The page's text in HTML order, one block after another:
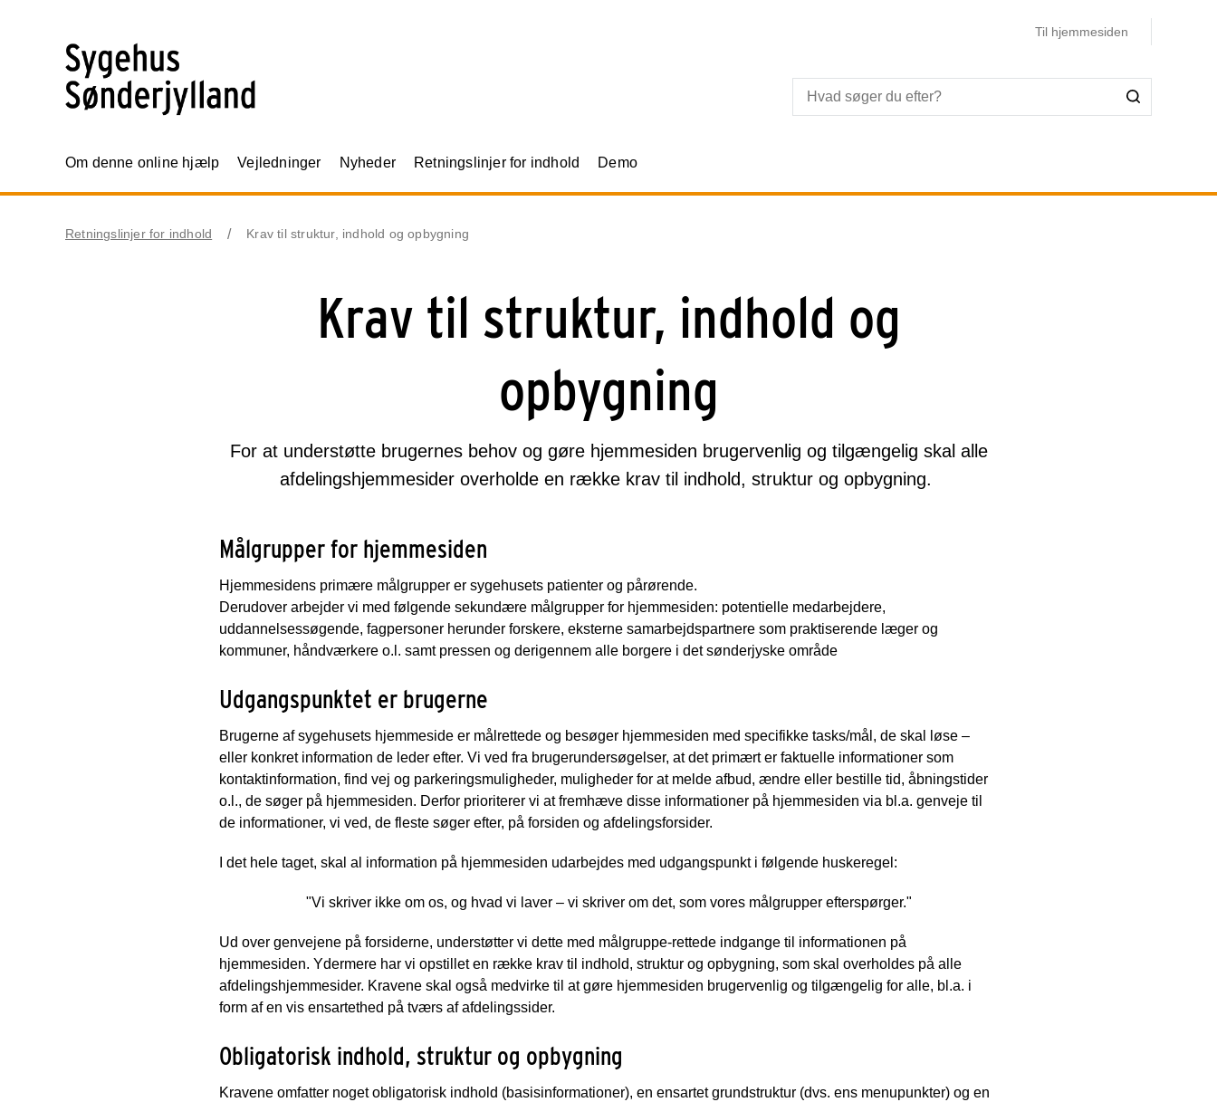
Til hjemmesiden
Om denne online hjælp Vejledninger Nyheder Retningslinjer for indhold Demo
Retningslinjer for indhold Krav til struktur, indhold og opbygning
Krav til struktur, indhold og
opbygning
For at understøtte brugernes behov og gøre hjemmesiden brugervenlig og tilgængelig skal alle
afdelingshjemmesider overholde en række krav til indhold, struktur og opbygning.
Målgrupper for hjemmesiden
Hjemmesidens primære målgrupper er sygehusets patienter og pårørende.
Derudover arbejder vi med følgende sekundære målgrupper for hjemmesiden: potentielle medarbejdere,
uddannelsessøgende, fagpersoner herunder forskere, eksterne samarbejdspartnere som praktiserende læger og
kommuner, håndværkere o.l. samt pressen og derigennem alle borgere i det sønderjyske område
Udgangspunktet er brugerne
Brugerne af sygehusets hjemmeside er målrettede og besøger hjemmesiden med specifikke tasks/mål, de skal løse –
eller konkret information de leder efter. Vi ved fra brugerundersøgelser, at det primært er faktuelle informationer som
kontaktinformation, find vej og parkeringsmuligheder, muligheder for at melde afbud, ændre eller bestille tid, åbningstider
o.l., de søger på hjemmesiden. Derfor prioriterer vi at fremhæve disse informationer på hjemmesiden via bl.a. genveje til
de informationer, vi ved, de fleste søger efter, på forsiden og afdelingsforsider.
I det hele taget, skal al information på hjemmesiden udarbejdes med udgangspunkt i følgende huskeregel:
"Vi skriver ikke om os, og hvad vi laver – vi skriver om det, som vores målgrupper efterspørger."
Ud over genvejene på forsiderne, understøtter vi dette med målgruppe-rettede indgange til informationen på
hjemmesiden. Ydermere har vi opstillet en række krav til indhold, struktur og opbygning, som skal overholdes på alle
afdelingshjemmesider. Kravene skal også medvirke til at gøre hjemmesiden brugervenlig og tilgængelig for alle, bl.a. i
form af en vis ensartethed på tværs af afdelingssider.
Obligatorisk indhold, struktur og opbygning
Kravene omfatter noget obligatorisk indhold (basisinformationer), en ensartet grundstruktur (dvs. ens menupunkter) og en